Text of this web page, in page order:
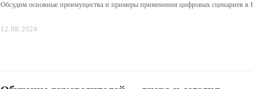
Обсудим основные преимущества и примеры применения цифровых сценариев в
12.08.2024